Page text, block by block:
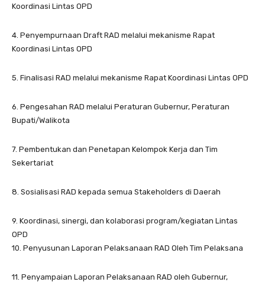
Koordinasi Lintas OPD
4. Penyempurnaan Draft RAD melalui mekanisme Rapat
Koordinasi Lintas OPD
5. Finalisasi RAD melalui mekanisme Rapat Koordinasi Lintas OPD
6. Pengesahan RAD melalui Peraturan Gubernur, Peraturan
Bupati/Walikota
7. Pembentukan dan Penetapan Kelompok Kerja dan Tim
Sekertariat
8. Sosialisasi RAD kepada semua Stakeholders di Daerah
9. Koordinasi, sinergi, dan kolaborasi program/kegiatan Lintas
OPD
10. Penyusunan Laporan Pelaksanaan RAD Oleh Tim Pelaksana
11. Penyampaian Laporan Pelaksanaan RAD oleh Gubernur,